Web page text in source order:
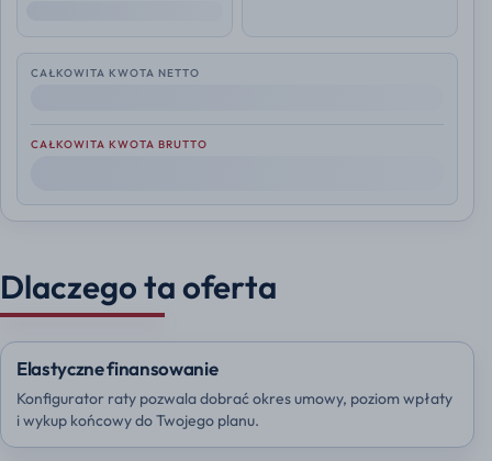
CAŁKOWITA KWOTA NETTO
CAŁKOWITA KWOTA BRUTTO
Dlaczego ta oferta
Elastyczne finansowanie
Konfigurator raty pozwala dobrać okres umowy, poziom wpłaty
i wykup końcowy do Twojego planu.